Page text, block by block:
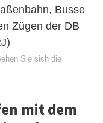
Busse
Zügen der DB
Sie sich die
mit dem